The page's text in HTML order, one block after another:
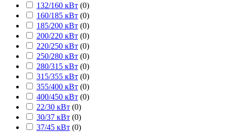
132/160 кВт (0)
160/185 кВт (0)
185/200 кВт (0)
200/220 кВт (0)
220/250 кВт (0)
250/280 кВт (0)
280/315 кВт (0)
315/355 кВт (0)
355/400 кВт (0)
400/450 кВт (0)
22/30 кВт (0)
30/37 кВт (0)
37/45 кВт (0)